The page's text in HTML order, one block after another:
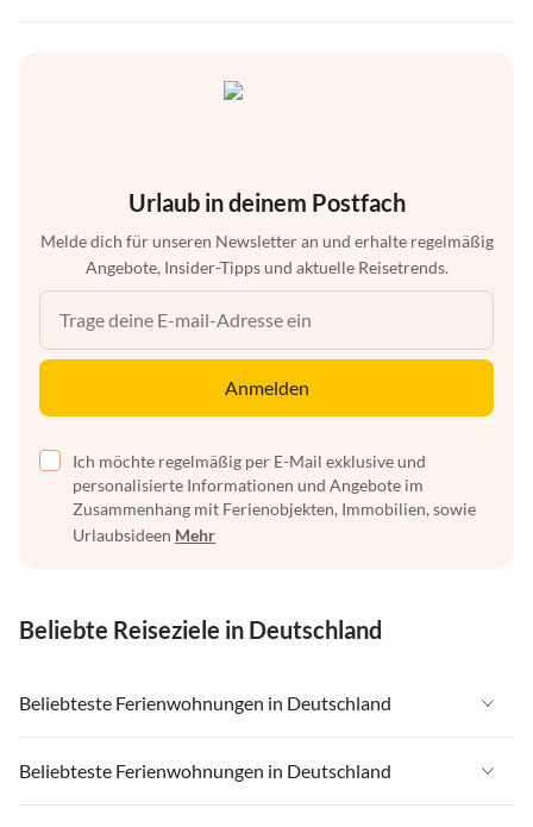
Urlaub in deinem Postfach
Melde dich für unseren Newsletter an und erhalte regelmäßig
Angebote, Insider-Tipps und aktuelle Reisetrends.
Anmelden
Ich möchte regelmäßig per E-Mail exklusive und
personalisierte Informationen und Angebote im
Zusammenhang mit Ferienobjekten, Immobilien, sowie
Urlaubsideen Mehr
Beliebte Reiseziele in Deutschland
Beliebteste Ferienwohnungen in Deutschland
Ferienwohnungen in Deutschland
Ferienwohnungen in Ostsee
Beliebteste Ferienwohnungen in Deutschland